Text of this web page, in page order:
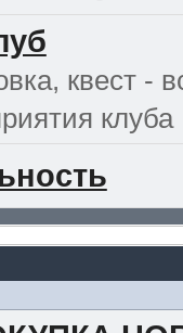
квест -
клуба